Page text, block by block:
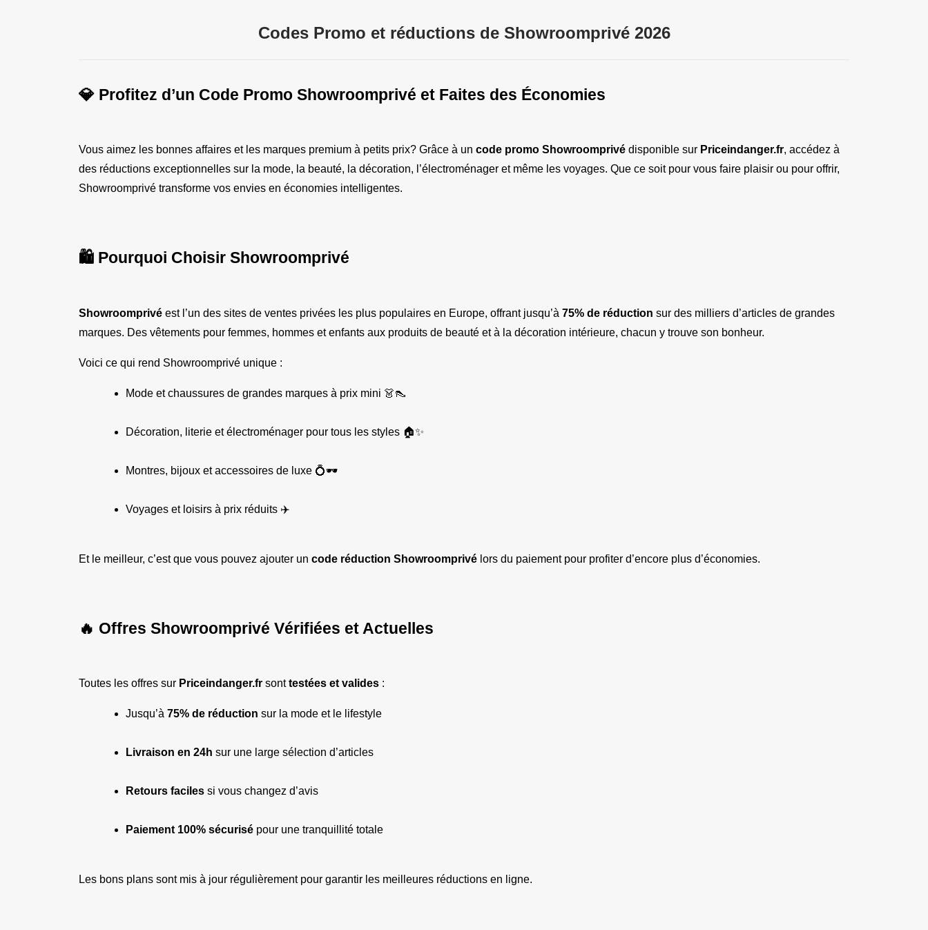
Codes Promo et réductions de Showroomprivé 2026
💎 Profitez d’un Code Promo Showroomprivé et Faites des Économies
Vous aimez les bonnes affaires et les marques premium à petits prix? Grâce à un code promo Showroomprivé disponible sur Priceindanger.fr, accédez à
des réductions exceptionnelles sur la mode, la beauté, la décoration, l’électroménager et même les voyages. Que ce soit pour vous faire plaisir ou pour offrir,
Showroomprivé transforme vos envies en économies intelligentes.
🛍️ Pourquoi Choisir Showroomprivé
Showroomprivé est l’un des sites de ventes privées les plus populaires en Europe, offrant jusqu’à 75% de réduction sur des milliers d’articles de grandes
marques. Des vêtements pour femmes, hommes et enfants aux produits de beauté et à la décoration intérieure, chacun y trouve son bonheur.
Voici ce qui rend Showroomprivé unique :
Mode et chaussures de grandes marques à prix mini 👗👠
Décoration, literie et électroménager pour tous les styles 🏠✨
Montres, bijoux et accessoires de luxe 💍🕶️
Voyages et loisirs à prix réduits ✈️
Et le meilleur, c’est que vous pouvez ajouter un code réduction Showroomprivé lors du paiement pour profiter d’encore plus d’économies.
🔥 Offres Showroomprivé Vérifiées et Actuelles
Toutes les offres sur Priceindanger.fr sont testées et valides :
Jusqu’à 75% de réduction sur la mode et le lifestyle
Livraison en 24h sur une large sélection d’articles
Retours faciles si vous changez d’avis
Paiement 100% sécurisé pour une tranquillité totale
Les bons plans sont mis à jour régulièrement pour garantir les meilleures réductions en ligne.